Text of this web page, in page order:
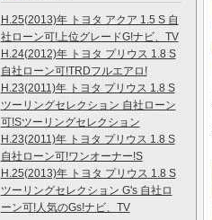
H.25(2013)年 トヨタ アクア 1.5 S 自
社ローン可!上位グレードG!ナビ、TV
H.24(2012)年 トヨタ プリウス 1.8 S
自社ローン可!TRDフルエアロ!
H.23(2011)年 トヨタ プリウス 1.8 S
ツーリングセレクション 自社ローン
可!Sツーリングセレクション
H.23(2011)年 トヨタ プリウス 1.8 S
自社ローン可!ワンオーナー!S
H.25(2013)年 トヨタ プリウス 1.8 S
ツーリングセレクション G's 自社ロ
ーン可!人気のGs!ナビ、TV